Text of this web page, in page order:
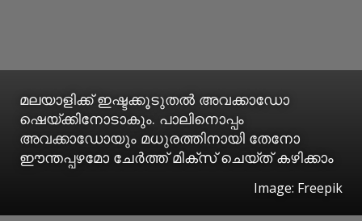
മലയാളിക്ക് ഇഷ്ടക്കൂടുതല്‍ അവക്കാഡോ
ഷെയ്ക്കിനോടാകും. പാലിനൊപ്പം
അവക്കാഡോയും മധുരത്തിനായി തേനോ
ഈന്തപ്പഴമോ ചേര്‍ത്ത് മിക്‌സ് ചെയ്ത് കഴിക്കാം
Image: Freepik